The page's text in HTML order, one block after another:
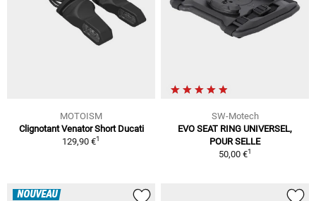
MOTOISM
Clignotant Venator Short Ducati
129,90 €1
SW-Motech
EVO SEAT RING UNIVERSEL,
POUR SELLE
50,00 €1
NOUVEAU